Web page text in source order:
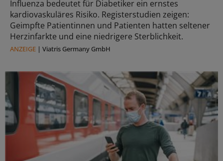
Influenza bedeutet für Diabetiker ein ernstes
kardiovaskuläres Risiko. Registerstudien zeigen:
Geimpfte Patientinnen und Patienten hatten seltener
Herzinfarkte und eine niedrigere Sterblichkeit.
ANZEIGE | Viatris Germany GmbH